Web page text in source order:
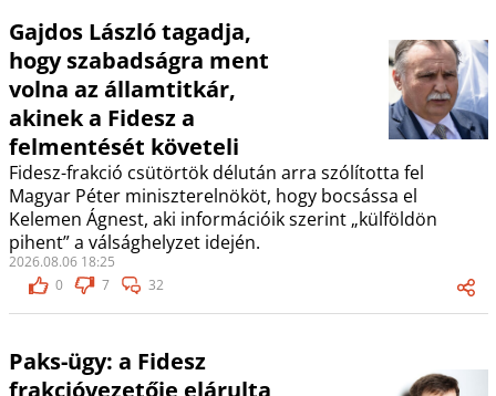
Gajdos László tagadja,
hogy szabadságra ment
volna az államtitkár,
akinek a Fidesz a
felmentését követeli
Fidesz-frakció csütörtök délután arra szólította fel
Magyar Péter miniszterelnököt, hogy bocsássa el
Kelemen Ágnest, aki információik szerint „külföldön
pihent” a válsághelyzet idején.
2026.08.06 18:25
0
7 32
Paks-ügy: a Fidesz